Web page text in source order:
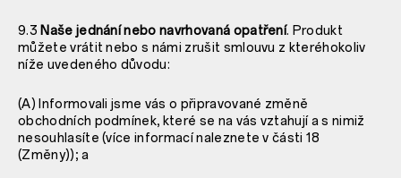
9.3 Naše jednání nebo navrhovaná opatření. Produkt
můžete vrátit nebo s námi zrušit smlouvu z kteréhokoliv
níže uvedeného důvodu:
(A) Informovali jsme vás o připravované změně
obchodních podmínek, které se na vás vztahují a s nimiž
nesouhlasíte (více informací naleznete v části 18
(Změny)); a